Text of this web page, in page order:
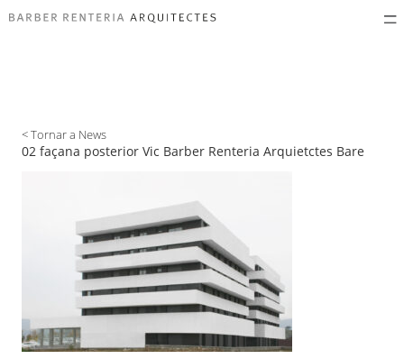
< Tornar a News
02 façana posterior Vic Barber Renteria Arquietctes Bare